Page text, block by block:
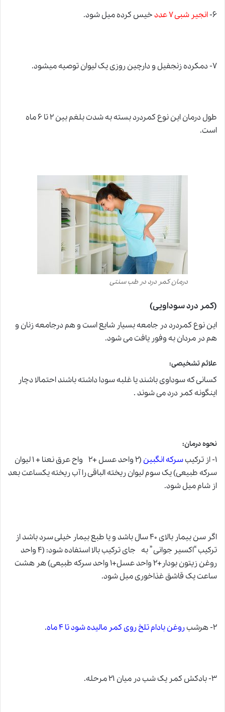
۶- انجیر شبی ۷ عدد خیس کرده میل شود.
۷- دمکرده زنجفیل و دارچین روزی یک لیوان توصیه میشود.
طول درمان این نوع کمردرد بسته به شدت بلغم بین ۲ تا ۶ ماه
است.
درمان کمر درد در طب سنتی
(کمر درد سوداویی)
این نوع کمردرد در جامعه بسیار شایع است و هم درجامعه زنان و
هم در مردان به وفور یافت می شود.
علائم تشخیصی:
کسانی که سوداوی باشند یا غلبه سودا داشته باشند احتمالا دچار
اینگونه کمر درد می شوند .
نحوه درمان:
۱- از ترکیب سرکه انگبین
(۲ واحد عسل +۲ واح عرق نعنا + ۱ لیوان
سرکه طبیعی) یک سوم لیوان ریخته الباقی را آب ریخته یکساعت بعد
از شام میل شود.
اگر سن بیمار بالای ۴۰ سال باشد و یا طبع بیمار خیلی سرد باشد از
ترکیب “اکسیر جوانی ” به جای ترکیب بالا استفاده شود: (۴ واحد
روغن زیتون بودار+۲ واحد عسل+۱ واحد سرکه طبیعی) هر هشت
ساعت یک قاشق غذاخوری میل شود.
۲- هرشب روغن بادام تلخ روی کمر مالیده شود تا ۴ ماه .
۳- بادکش کمر یک شب در میان ۲۱ مرحله.